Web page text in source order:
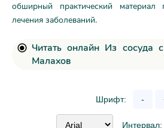
обширный практический
лечения заболеваний.
Читать онлайн Из сосуда
Малахов
Шрифт: -
Интервал: